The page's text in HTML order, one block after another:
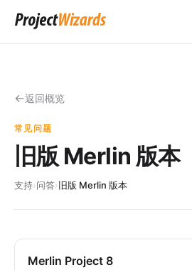
返回概览
常见问题
旧版 Merlin 版本
支持›问答›旧版 Merlin 版本
Merlin Project 8